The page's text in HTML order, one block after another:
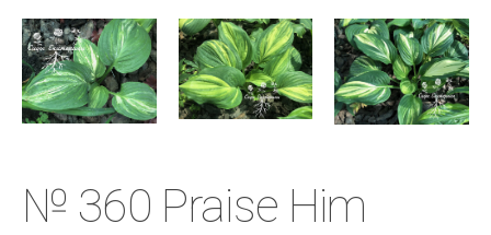
№ 360 Praise Him